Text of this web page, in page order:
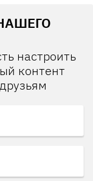
настроить
контент